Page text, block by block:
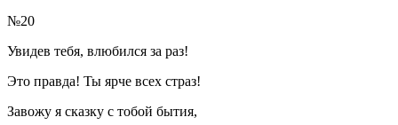
№20
Увидев тебя, влюбился за раз!
Это правда! Ты ярче всех страз!
Завожу я сказку с тобой бытия,